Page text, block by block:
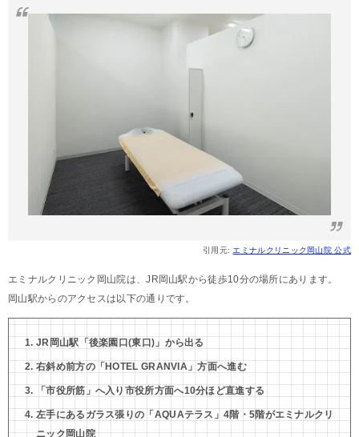
引用元:エミナルクリニック岡山院 公式
エミナルクリニック岡山院は、JR岡山駅から徒歩10分の場所にあります。
岡山駅からのアクセスは以下の通りです。
JR岡山駅「後楽園口(東口)」から出る
右斜め前方の「HOTEL GRANVIA」方面へ進む
「市役所筋」へ入り市役所方面へ10分ほど直進する
左手にあるガラス張りの「AQUAテラス」4階・5階がエミナルクリ
ニック岡山院